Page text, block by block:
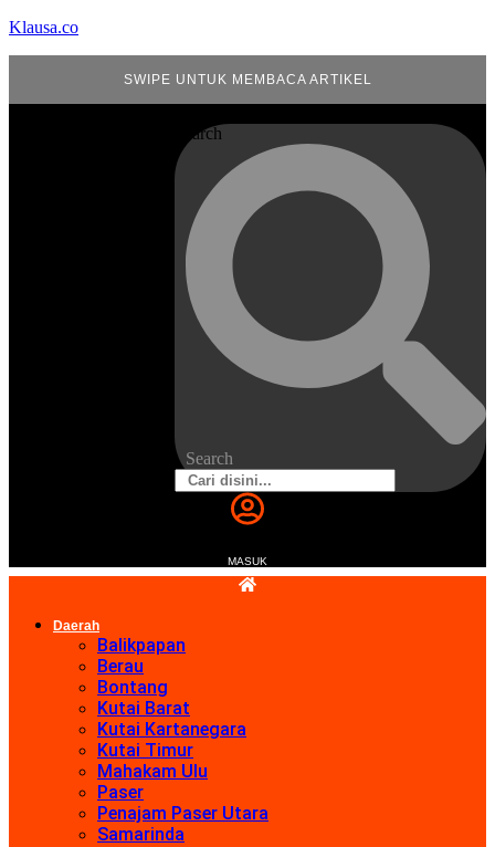
Klausa.co
SWIPE UNTUK MEMBACA ARTIKEL
Search
Search
MASUK
Daerah
Balikpapan
Berau
Bontang
Kutai Barat
Kutai Kartanegara
Kutai Timur
Mahakam Ulu
Paser
Penajam Paser Utara
Samarinda